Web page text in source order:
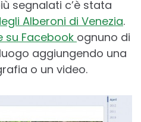
segnalati c’è stata
Alberoni di Venezia.
su Facebook ognuno di
aggiungendo una
o un video.